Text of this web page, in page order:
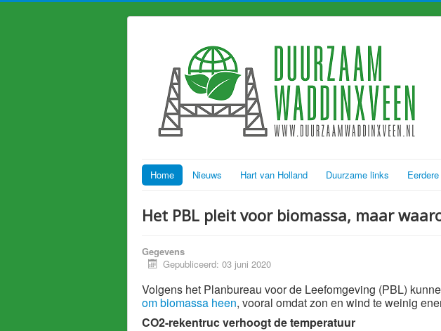
Home Nieuws Hart van Holland Duurzame links
Het PBL pleit voor biomassa, maar
Gegevens
Gepubliceerd: 03 juni 2020
Volgens het Planbureau voor de Leefomgeving (PBL)
om biomassa heen, vooral omdat zon en wind te weinig
CO2-rekentruc verhoogt de temperatuur